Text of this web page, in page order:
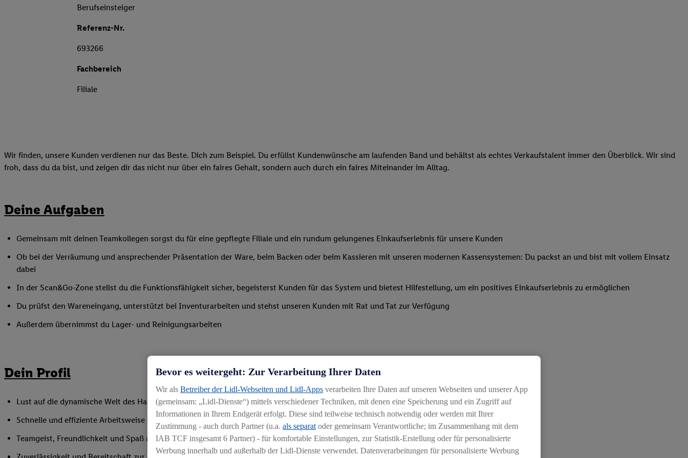
Berufseinsteiger
Referenz-Nr.
693266
Fachbereich
Filiale
Wir finden, unsere Kunden verdienen nur das Beste. Dich zum Beispiel. Du erfüllst Kundenwünsche am laufenden Band und behältst als echtes Verkaufstalent immer den Überblick. Wir sind
froh, dass du da bist, und zeigen dir das nicht nur über ein faires Gehalt, sondern auch durch ein faires Miteinander im Alltag.
Deine Aufgaben
Gemeinsam mit deinen Teamkollegen sorgst du für eine gepflegte Filiale und ein rundum gelungenes Einkaufserlebnis für unsere Kunden
Ob bei der Verräumung und ansprechender Präsentation der Ware, beim Backen oder beim Kassieren mit unseren modernen Kassensystemen: Du packst an und bist mit vollem Einsatz
dabei
In der Scan&Go-Zone stellst du die Funktionsfähigkeit sicher, begeisterst Kunden für das System und bietest Hilfestellung, um ein positives Einkaufserlebnis zu ermöglichen
Du prüfst den Wareneingang, unterstützt bei Inventurarbeiten und stehst unseren Kunden mit Rat und Tat zur Verfügung
Außerdem übernimmst du Lager- und Reinigungsarbeiten
Dein Profil
Lust auf die dynamische Welt des Handels, gerne auch als Quereinsteiger
Schnelle und effiziente Arbeitsweise sowie Anpassungsfähigkeit an wechselnde Aufgaben
Teamgeist, Freundlichkeit und Spaß am Umgang mit Menschen
Bevor es weitergeht: Zur Verarbeitung Ihrer Daten
Wir als Betreiber der Lidl-Webseiten und Lidl-Apps verarbeiten Ihre Daten auf unseren Webseiten und unserer App
(gemeinsam: „Lidl-Dienste“) mittels verschiedener Techniken, mit denen eine Speicherung und ein Zugriff auf
Informationen in Ihrem Endgerät erfolgt. Diese sind teilweise technisch notwendig oder werden mit Ihrer
Zustimmung - auch durch Partner (u.a. als separat oder gemeinsam Verantwortliche; im Zusammenhang mit dem
IAB TCF insgesamt 6 Partner) - für komfortable Einstellungen, zur Statistik-Erstellung oder für personalisierte
Werbung innerhalb und außerhalb der Lidl-Dienste verwendet. Datenverarbeitungen für personalisierte Werbung